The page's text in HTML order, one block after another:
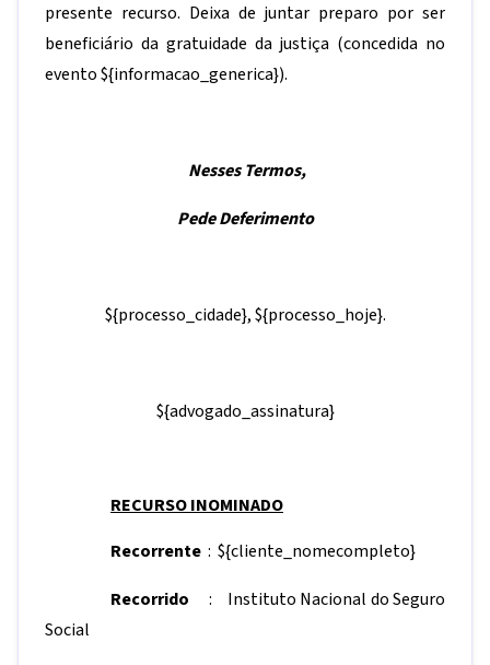
presente recurso. Deixa de juntar preparo por ser
beneficiário da gratuidade da justiça (concedida no
evento${informacao_generica}).
Nesses Termos,
Pede Deferimento
${processo_cidade},${processo_hoje}.
${advogado_assinatura}
RECURSO INOMINADO
Recorrente : ${cliente_nomecompleto}
Recorrido : Instituto Nacional do Seguro
Social